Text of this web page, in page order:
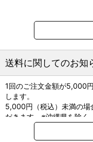
●材質：カーボンスチール
●入り数：100枚入／箱
送料に関してのお知
1回のご注文金額が5,000
します。
5,000円（税込）未満の
だきます。※沖縄県を除く
※2017年11月14日（火）
回のご注文金額（税込）